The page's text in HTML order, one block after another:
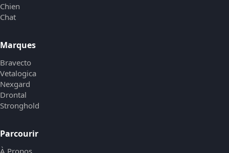
Chien
Chat
Marques
Bravecto
Vetalogica
Nexgard
Drontal
Stronghold
Parcourir
À Propos